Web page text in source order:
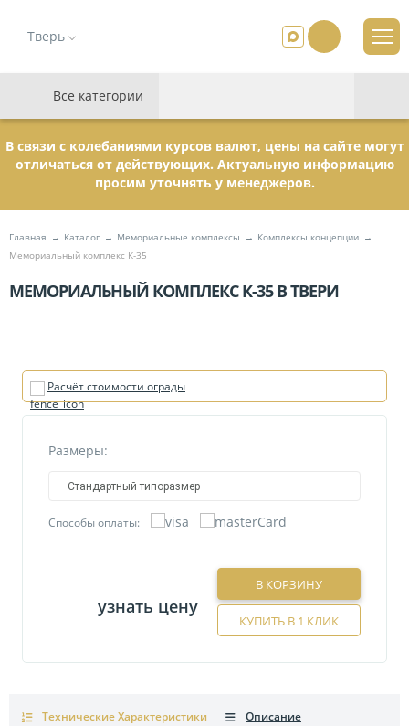
Тверь
Все категории
В связи с колебаниями курсов валют, цены на сайте могут
отличаться от действующих. Актуальную информацию
просим уточнять у менеджеров.
Главная Каталог Мемориальные комплексы
Комплексы концепции
Мемориальный комплекс К-35
МЕМОРИАЛЬНЫЙ КОМПЛЕКС К-35 В ТВЕРИ
Расчёт стоимости ограды
Размеры:
Стандартный типоразмер
Способы оплаты:
узнать цену
В КОРЗИНУ
КУПИТЬ В 1 КЛИК
Технические Характеристики
Описание